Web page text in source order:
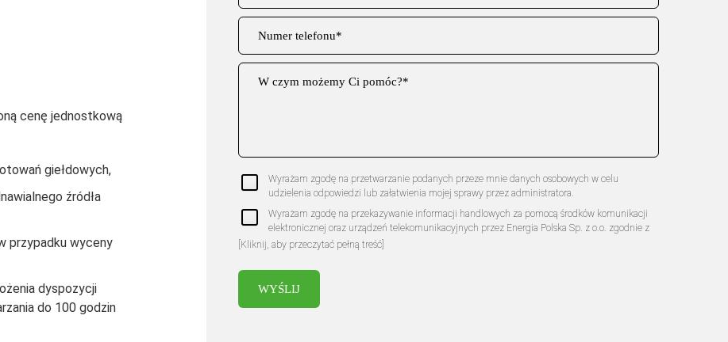
cenę jednostkową
giełdowych,
źródła
przypadku wyceny
dyspozycji
do 100 godzin
Wyrażam zgodę na przetwarzanie podanych przeze mnie danych osobowych w celu
udzielenia odpowiedzi lub załatwienia mojej sprawy przez administratora.
Wyrażam zgodę na przekazywanie informacji handlowych za pomocą środków komunikacji
elektronicznej oraz urządzeń telekomunikacyjnych przez Energia Polska Sp. z o.o. zgodnie z
postanowieniami ustawy z dnia 18 lipca 2002 r. o świadczeniu usług drogą elektroniczną oraz
formularz kontaktowy, akceptujesz naszą
[Kliknij, aby przeczytać pełną treść]